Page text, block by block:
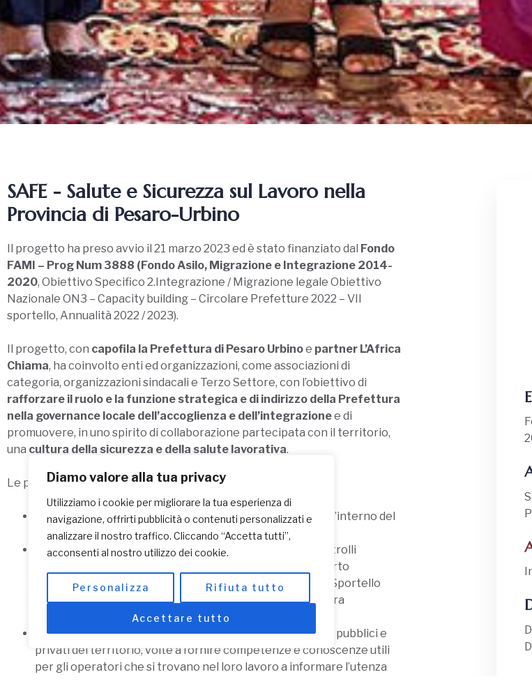
Diamo valore alla tua privacy
Utilizziamo i cookie per migliorare la tua esperienza di
navigazione, offrirti pubblicità o contenuti personalizzati e
analizzare il nostro traffico. Cliccando “Accetta tutti”,
acconsenti al nostro utilizzo dei cookie.
Personalizza Rifiuta tutto
Accettare tutto
SAFE - Salute e Sicurezza sul Lavoro nella
Provincia di Pesaro-Urbino
Il progetto ha preso avvio il 21 marzo 2023 ed è stato finanziato dal Fondo
FAMI – Prog Num 3888 (Fondo Asilo, Migrazione e Integrazione 2014-
2020, Obiettivo Specifico 2.Integrazione / Migrazione legale Obiettivo
Nazionale ON3 – Capacity building – Circolare Prefetture 2022 – VII
sportello, Annualità 2022 / 2023).
Il progetto, con capofila la Prefettura di Pesaro Urbinoe partner L’Africa
Chiama, ha coinvolto enti ed organizzazioni, come associazioni di
categoria, organizzazioni sindacali e Terzo Settore, con l’obiettivo di
rafforzare il ruolo e la funzione strategica e di indirizzo della Prefettura
nella governance locale dell’accoglienza e dell’integrazionee di
promuovere, in uno spirito di collaborazione partecipata con il territorio,
una cultura della sicurezza e della salute lavorativa.
Le principali attività di progetto sono state:
L’ organizzazione e costituzione di un Tavolo di Lavoro all’interno del
Consiglio Territoriale per l’Immigrazione;
Il supporto agli uffici della Prefettura nell’ambito dei controlli
amministrativo contabili sugli enti gestori dei Cas, supporto
nell’attività di visite ispettive presso i Cas, supporto allo Sportello
Unico Immigrazione, all’Ufficio Cittadinanza e alla Questura
attraverso l’attività di mediazione interculturale;
La realizzazione di attività formative rivolte ad operatori pubblici e
privati del territorio, volte a fornire competenze e conoscenze utili
per gli operatori che si trovano nel loro lavoro a informare l’utenza